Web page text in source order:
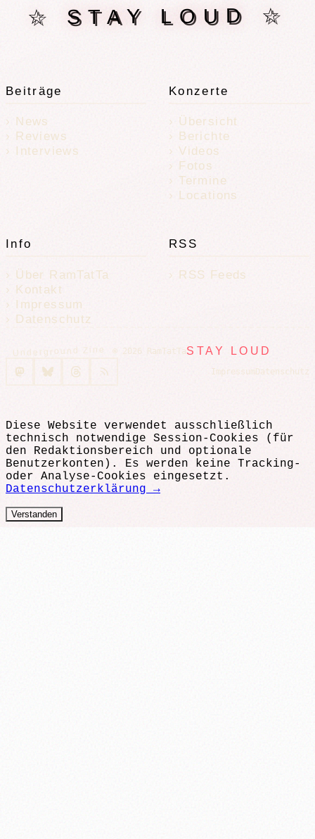
☆ STAY LOUD ☆
Beiträge
News
Reviews
Interviews
Konzerte
Übersicht
Berichte
Videos
Fotos
Termine
Locations
Info
Über RamTatTa
Kontakt
Impressum
Datenschutz
RSS
RSS Feeds
Underground Zine © 2026 RamTatTaSTAY LOUD
Impressum Datenschutz
Diese Website verwendet ausschließlich
technisch notwendige Session-Cookies (für
den Redaktionsbereich und optionale
Benutzerkonten). Es werden keine Tracking-
oder Analyse-Cookies eingesetzt.
Datenschutzerklärung →
Verstanden